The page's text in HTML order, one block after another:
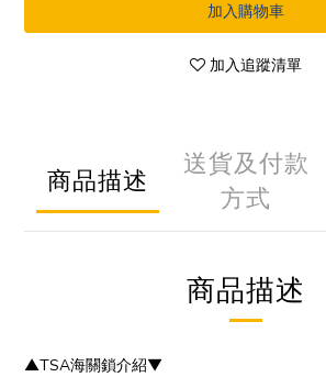
加入購物車
加入追蹤清單
商品描述
送貨及付款
方式
商品描述
▲TSA海關鎖介紹▼